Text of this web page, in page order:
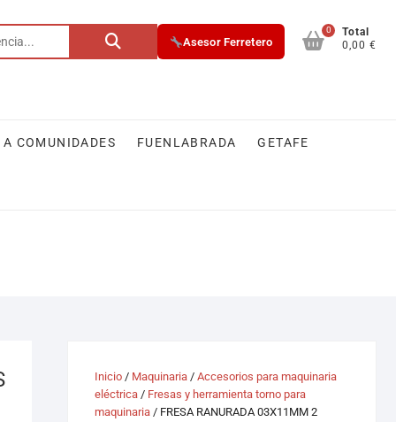
Buscar
Asesor Ferretero
0
Total
0,00 €
COMUNIDADES FUENLABRADA GETAFE
Inicio / Maquinaria / Accesorios para maquinaria
eléctrica / Fresas y herramienta torno para
maquinaria / FRESA RANURADA 03X11MM 2